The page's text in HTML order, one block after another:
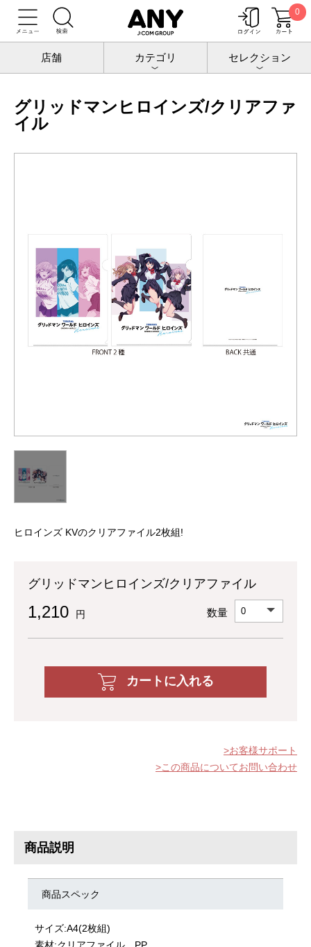
0
店舗 カテゴリ セレクション
トップ
グリッドマン ワールド ヒロインズ
クリアファイル
グリッドマンヒロインズ/クリアファイル
グリッドマンヒロインズ/クリアファ
イル
ヒロインズ KVのクリアファイル2枚組!
グリッドマンヒロインズ/クリアファイル
1,210 円 数量
カートに入れる
お客様サポート
この商品についてお問い合わせ
商品説明
商品スペック
サイズ:A4(2枚組)